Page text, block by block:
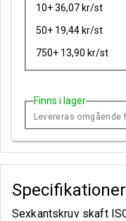
10+ 36,07 kr/st
50+ 19,44 kr/st
750+ 13,90 kr/st
Finns i lager
Levereras omgående
Specifikationer
Sexkantskruv skaft